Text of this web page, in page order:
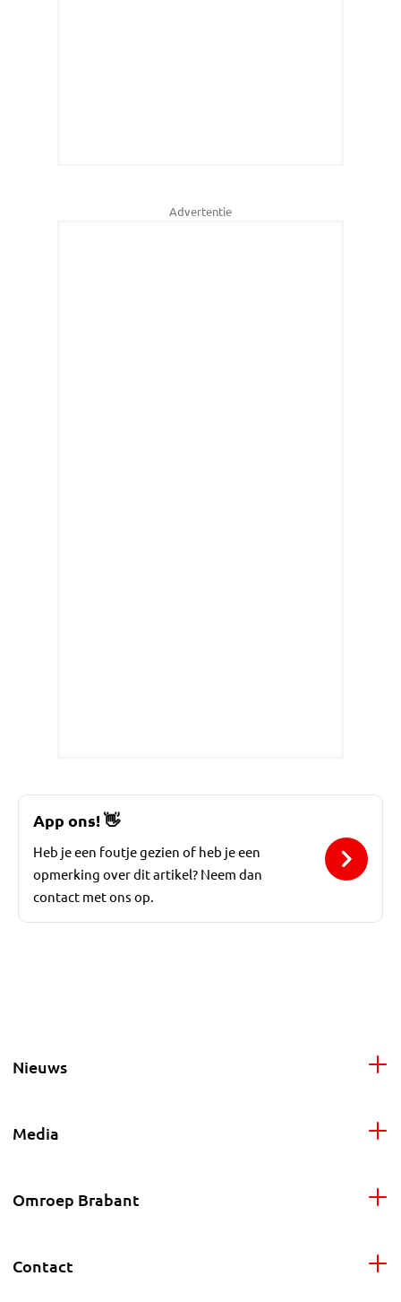
Advertentie
App ons!👋
Heb je een foutje gezien of heb je een
opmerking over dit artikel? Neem dan
contact met ons op.
Nieuws
Media
Omroep Brabant
Contact